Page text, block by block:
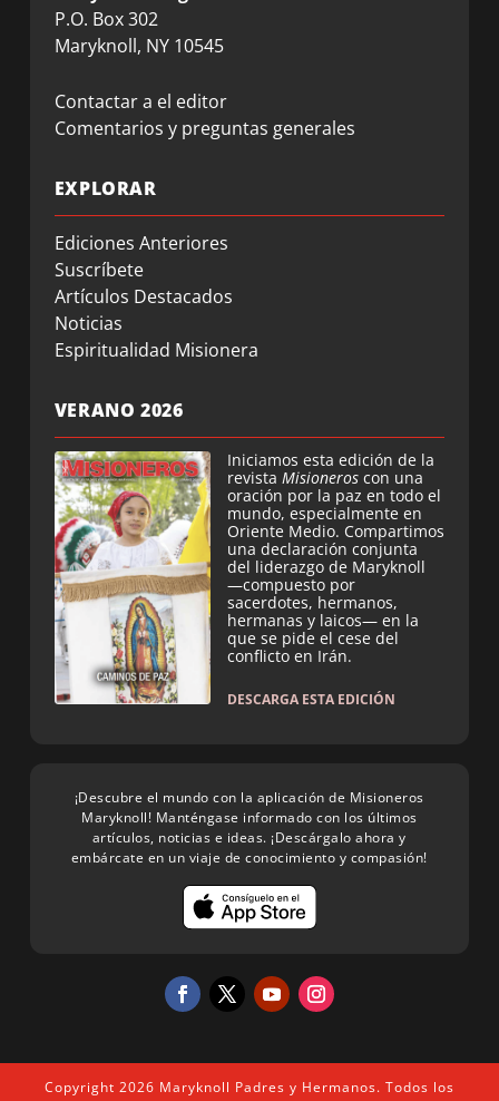
P.O. Box 302
Maryknoll, NY 10545
Contactar a el editor
Comentarios y preguntas generales
EXPLORAR
Ediciones Anteriores
Suscríbete
Artículos Destacados
Noticias
Espiritualidad Misionera
VERANO 2026
Iniciamos esta edición de la
revista Misioneros con una
oración por la paz en todo el
mundo, especialmente en
Oriente Medio. Compartimos
una declaración conjunta
del liderazgo de Maryknoll
—compuesto por
sacerdotes, hermanos,
hermanas y laicos— en la
que se pide el cese del
conflicto en Irán.
DESCARGA ESTA EDICIÓN
¡Descubre el mundo con la aplicación de Misioneros
Maryknoll! Manténgase informado con los últimos
artículos, noticias e ideas. ¡Descárgalo ahora y
embárcate en un viaje de conocimiento y compasión!
Copyright 2026 Maryknoll Padres y Hermanos. Todos los